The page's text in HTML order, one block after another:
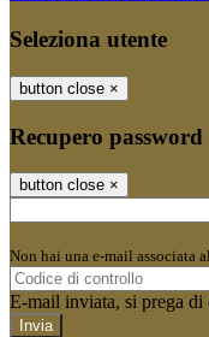
Seleziona utente
button close ×
Recupero password
button close ×
Non hai una e-mail associata
E-mail inviata, si prega di